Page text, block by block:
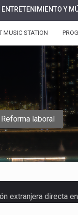
ENTRETENIMIENTO Y
MUSIC STATION
Reforma laboral
extranjera directa